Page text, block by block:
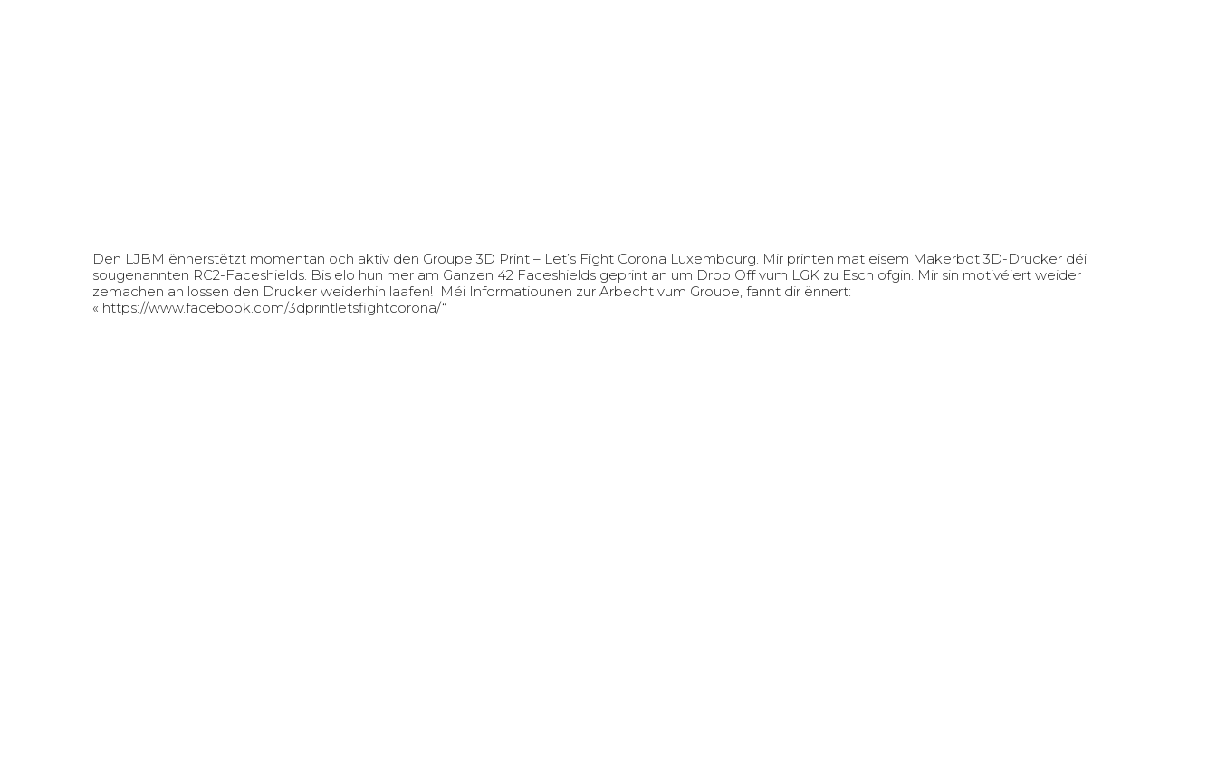
Den LJBM ënnerstëtzt momentan och aktiv den Groupe 3D Print – Let’s Fight Corona Luxembourg. Mir printen mat eisem Makerbot 3D-Drucker déi
sougenannten RC2-Faceshields. Bis elo hun mer am Ganzen 42 Faceshields geprint an um Drop Off vum LGK zu Esch ofgin. Mir sin motivéiert weider
zemachen an lossen den Drucker weiderhin laafen! Méi Informatiounen zur Arbecht vum Groupe, fannt dir ënnert:
« https://www.facebook.com/3dprintletsfightcorona/“